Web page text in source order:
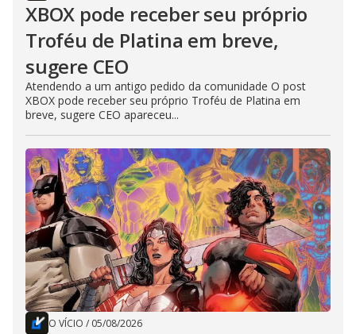
XBOX pode receber seu próprio
Troféu de Platina em breve,
sugere CEO
Atendendo a um antigo pedido da comunidade O post
XBOX pode receber seu próprio Troféu de Platina em
breve, sugere CEO apareceu...
O VÍCIO / 05/08/2026